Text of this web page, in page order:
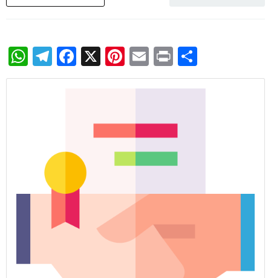
WhatsApp
Telegram
Facebook
X Pinterest
Email
Print